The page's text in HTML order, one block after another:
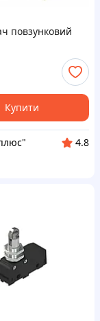
повзунковий
Купити
4.8